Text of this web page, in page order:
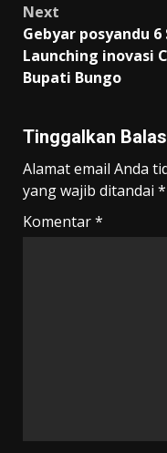
Next
Gebyar posyandu
Launching inovasi
Bupati Bungo
Tinggalkan
Alamat email Anda
yang wajib ditandai *
Komentar*